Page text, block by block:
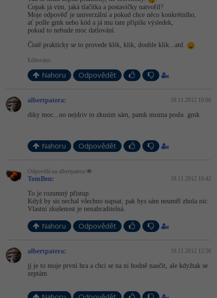
Copak já vím, jaká tlačítka a postavičky natvořil?
Moje odpověď je univerzální a pokud chce něco konkrétního,
ať pošle gmk nebo kód a já mu tam připíšu výsledek,
pokud to nebude moc datlování.
Čistě prakticky se to provede klik, klik, double klik...atd.
Editováno
Nahoru Odpovědět
albertpatera: 18.11.2012 10:06
diky moc...no nejdriv to zkusim sám, pamk mozna poslu .gmk
Nahoru Odpovědět
Odpovídá na albertpatera
TomBen: 18.11.2012 10:42
To je rozumný přístup.
Když by sis nechal všechno napsat, pak bys sám neuměl zhola nic.
Vlastní zkušenost je nenahraditelná.
Nahoru Odpovědět
albertpatera: 18.11.2012 12:56
jj je to moje první hra a chci se na ni hodně naučit, ale kdyžtak se
zeptám.